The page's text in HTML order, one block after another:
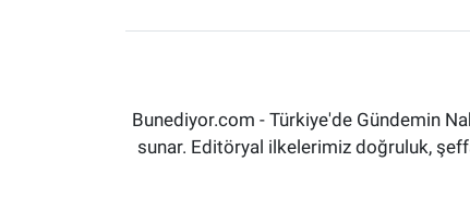
Bunediyor.com - Türkiye'de Gündemin
sunar. Editöryal ilkelerimiz doğruluk,